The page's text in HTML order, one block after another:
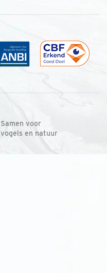
Samen voor
vogels en natuur